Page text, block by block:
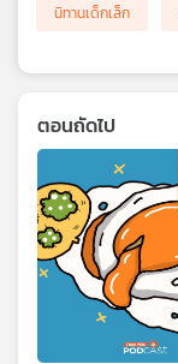
นิทานเด็กเล็ก
ตอนถัดไป